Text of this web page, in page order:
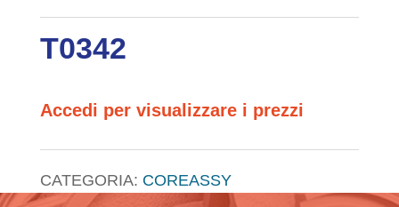
T0342
Accedi per visualizzare i prezzi
CATEGORIA: COREASSY